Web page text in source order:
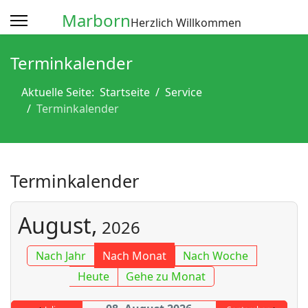
MarbornHerzlich Willkommen
Terminkalender
Aktuelle Seite: Startseite
Service
Terminkalender
Terminkalender
August, 2026
Nach Jahr Nach Monat
Nach Woche
Heute
Gehe zu Monat